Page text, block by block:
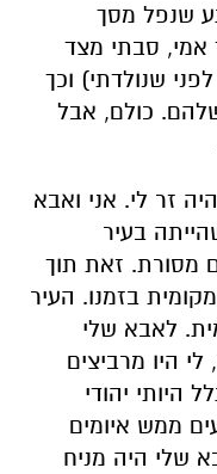
שנפל מסך
אמי, סבתי מצד
שנולדתי) וכך
כולם, אבל
זר לי. אני ואבא
בעיר
מסורת. זאת תוך
בזמנו. העיר
לאבא שלי
היו מרביצים
היותי יהודי
ממש איומים
שלי היה מניח